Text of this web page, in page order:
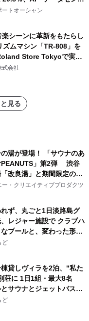
を牽引
トオーシャン
シーンに革新をもたらし
ズムマシン「TR-808」を
Store Tokyoで実機
記念キャンペーンを開
オ「NTS」の 特別プログ
を フィーチャーしたアニ
公開～
式会社
見る
湯が登場！ 「サウナのあ
PEANUTS」第2弾 渋谷
改良湯」と期間限定のコ
ョン サウナイキタイコラ
売決定！
ー・クリエイティブプロダクツ
ず、丸ごと1日淡路島グ
レジャー施設で クラブハ
プールと、変わった形の
BOXY AWAJI」のお
連泊プランで
ど
貸しヴィラを2泊、"私た
荘に 1日1組・最大8名
サウナとジェットバス付
Temps AWAJIの連泊
ど